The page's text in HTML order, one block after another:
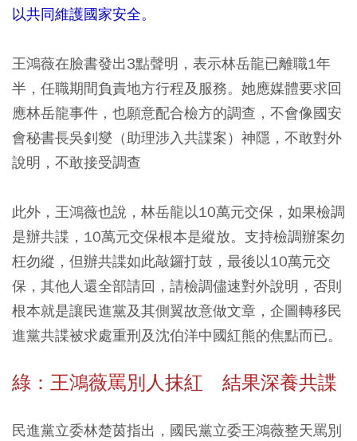
以共同維護國家安全。
王鴻薇在臉書發出3點聲明，表示林岳龍已離職1年
半，任職期間負責地方行程及服務。她應媒體要求回
應林岳龍事件，也願意配合檢方的調查，不會像國安
會秘書長吳釗燮（助理涉入共諜案）神隱，不敢對外
說明，不敢接受調查
此外，王鴻薇也說，林岳龍以10萬元交保，如果檢調
是辦共諜，10萬元交保根本是縱放。支持檢調辦案勿
枉勿縱，但辦共諜如此敲鑼打鼓，最後以10萬元交
保，其他人還全部請回，請檢調儘速對外說明，否則
根本就是讓民進黨及其側翼故意做文章，企圖轉移民
進黨共諜被求處重刑及沈伯洋中國紅熊的焦點而已。
綠：王鴻薇罵別人抹紅 結果深養共諜
民進黨立委林楚茵指出，國民黨立委王鴻薇整天罵別